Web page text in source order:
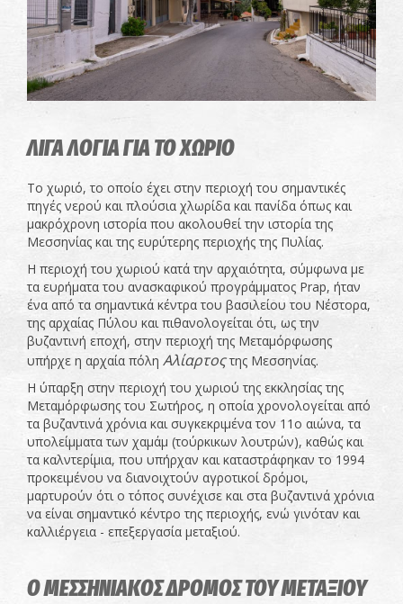
ΛΙΓΑ ΛΟΓΙΑ ΓΙΑ ΤΟ ΧΩΡΙΟ
Το χωριό, το οποίο έχει στην περιοχή του σημαντικές
πηγές νερού και πλούσια χλωρίδα και πανίδα όπως και
μακρόχρονη ιστορία που ακολουθεί την ιστορία της
Μεσσηνίας και της ευρύτερης περιοχής της Πυλίας.
Η περιοχή του χωριού κατά την αρχαιότητα, σύμφωνα με
τα ευρήματα του ανασκαφικού προγράμματος Prap, ήταν
ένα από τα σημαντικά κέντρα του βασιλείου του Νέστορα,
της αρχαίας Πύλου και πιθανολογείται ότι, ως την
βυζαντινή εποχή, στην περιοχή της Μεταμόρφωσης
υπήρχε η αρχαία πόλη Αλίαρτοςτης Μεσσηνίας.
Η ύπαρξη στην περιοχή του χωριού της εκκλησίας της
Μεταμόρφωσης του Σωτήρος, η οποία χρονολογείται από
τα βυζαντινά χρόνια και συγκεκριμένα τον 11ο αιώνα, τα
υπολείμματα των χαμάμ (τούρκικων λουτρών), καθώς και
τα καλντερίμια, που υπήρχαν και καταστράφηκαν το 1994
προκειμένου να διανοιχτούν αγροτικοί δρόμοι,
μαρτυρούν ότι ο τόπος συνέχισε και στα βυζαντινά χρόνια
να είναι σημαντικό κέντρο της περιοχής, ενώ γινόταν και
καλλιέργεια - επεξεργασία μεταξιού.
Ο ΜΕΣΣΗΝΙΑΚΟΣ ΔΡΟΜΟΣ ΤΟΥ ΜΕΤΑΞΙΟΥ